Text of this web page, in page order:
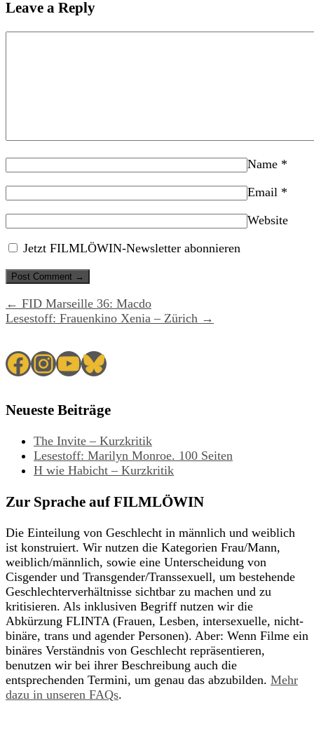
Leave a Reply
Name *
Email *
Website
Jetzt FILMLÖWIN-Newsletter abonnieren
← FID Marseille 36: Macdo
Lesestoff: Frauenkino Xenia – Zürich →
Facebook
Instagram
YouTube
Bluesky
Neueste Beiträge
The Invite – Kurzkritik
Lesestoff: Marilyn Monroe. 100 Seiten
H wie Habicht – Kurzkritik
Zur Sprache auf FILMLÖWIN
Die Einteilung von Geschlecht in männlich und weiblich
ist konstruiert. Wir nutzen die Kategorien Frau/Mann,
weiblich/männlich, sowie eine Unterscheidung von
Cisgender und Transgender/Transsexuell, um bestehende
Geschlechterverhältnisse sichtbar zu machen und zu
kritisieren. Als inklusiven Begriff nutzen wir die
Abkürzung FLINTA (Frauen, Lesben, intersexuelle, nicht-
binäre, trans und agender Personen). Aber: Wenn Filme ein
binäres Verständnis von Geschlecht repräsentieren,
benutzen wir bei ihrer Beschreibung auch die
entsprechenden Termini, um genau das abzubilden. Mehr
dazu in unseren FAQs.